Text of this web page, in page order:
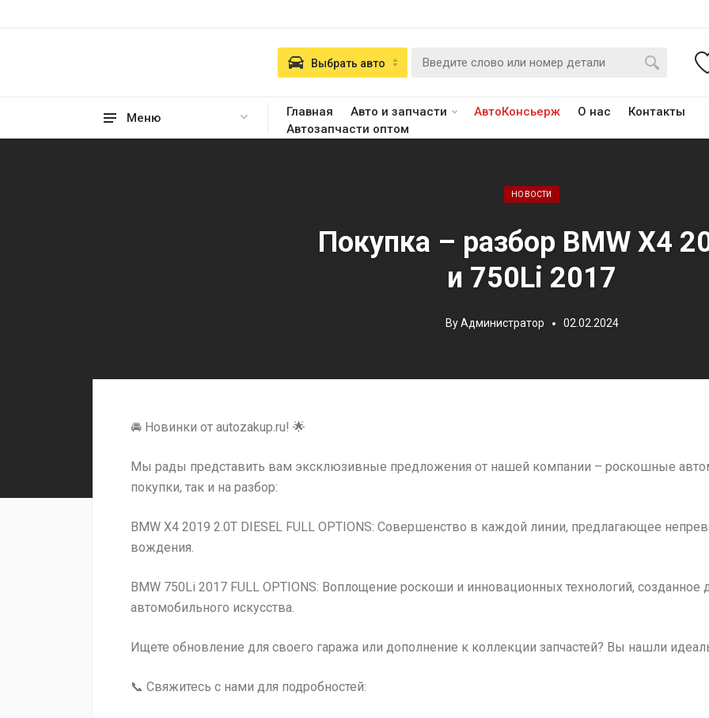
Меню Главная Авто и запчасти АвтоКонсьерж О нас
Контакты
Автозапчасти оптом
Выбрать авто
Posted in:
НОВОСТИ
Покупка – разбор BMW X4
и 750Li 2017
ByАдминистратор 02.02.2024
🚘 Новинки от autozakup.ru! 🌟
Мы рады представить вам эксклюзивные предложения от нашей компании – роскошные
покупки, так и на разбор:
BMW X4 2019 2.0T DIESEL FULL OPTIONS: Совершенство в каждой линии, предлагающее
вождения.
BMW 750Li 2017 FULL OPTIONS: Воплощение роскоши и инновационных технологий, созданное
автомобильного искусства.
Ищете обновление для своего гаража или дополнение к коллекции запчастей? Вы нашли
📞 Свяжитесь с нами для подробностей: